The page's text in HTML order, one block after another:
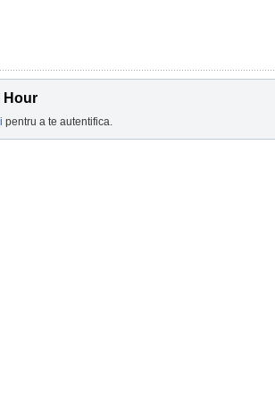
Hour
pentru a te autentifica.